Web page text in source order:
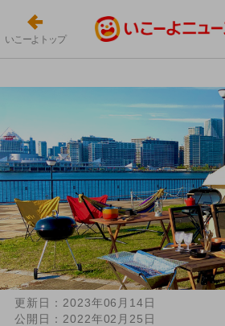
いこーよトップ
更新日： 2023年06月14日
公開日： 2022年02月25日